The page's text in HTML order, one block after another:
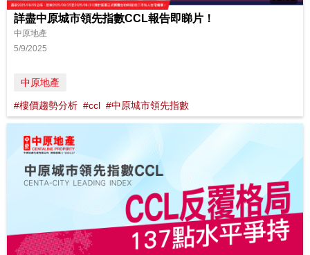
詳盡中原城市領先指數CCL報告即睇片！
中原地產
5/9/2025
中原地產
#樓價趨勢分析 #ccl #中原城市領先指數